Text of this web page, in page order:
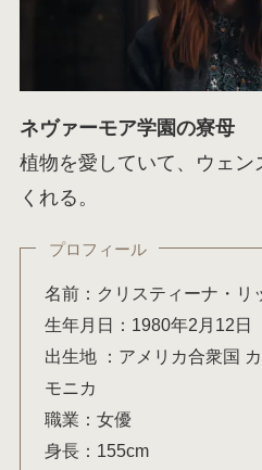
ネヴァーモア学園の寮母
植物を愛していて、ウェン
くれる。
プロフィール
名前：クリスティーナ・リ
生年月日：1980年2月12日
出生地 ：アメリカ合衆国
モニカ
職業：女優
身長：155cm